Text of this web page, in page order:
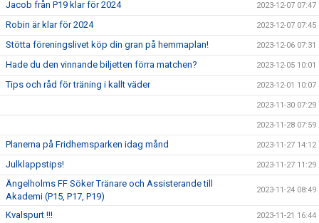
Jacob från P19 klar för 2024 2023-12-07 07:47
Robin är klar för 2024 2023-12-07 07:45
Stötta föreningslivet köp din gran på hemmaplan! 2023-12-06 07:31
Hade du den vinnande biljetten förra matchen? 2023-12-05 10:01
Tips och råd för träning i kallt väder 2023-12-01 10:07
2023-11-30 07:29
2023-11-28 07:59
Planerna på Fridhemsparken idag månd 2023-11-27 14:12
Julklappstips! 2023-11-27 11:29
Ängelholms FF Söker Tränare och Assisterande till
Akademi (P15, P17, P19)
2023-11-24 08:49
Kvalspurt !!! 2023-11-21 16:44